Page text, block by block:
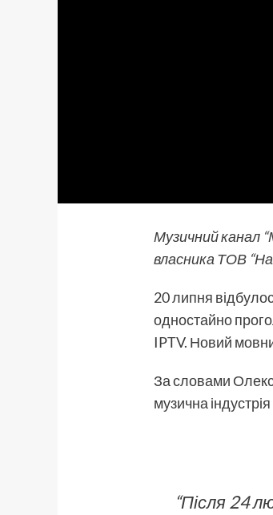
Музичний канал “
власника ТОВ
20 липня
одностайно
IPTV. Новий
За словами
музична
“Після 24